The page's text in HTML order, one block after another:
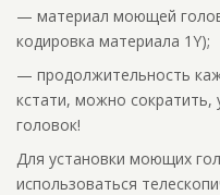
— материал моющей
кодировка материала 1Y);
— продолжительность
кстати, можно
головок!
Для установки моющих
использоваться